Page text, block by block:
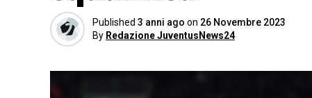
Published 3 anni ago on 26 Novembre 2023
By Redazione JuventusNews24